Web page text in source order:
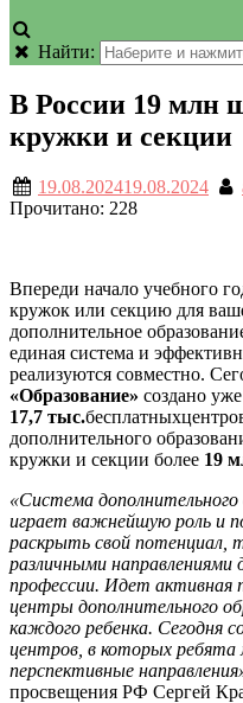
Найти:
В России 19 млн
кружки и секции
19.08.202419.08.2024
Прочитано: 228
Впереди начало учебного
кружок или секцию для
дополнительное
единая система и
реализуются совместно.
«Образование» создано уже
17,7 тыс.
дополнительного
кружки и секции более 19
«Система
играет важнейшую роль и
раскрыть свой потенциал,
различными направлениями
профессии. Идет активная
центры дополнительного
каждого ребенка. Сегодня
центров, в которых
перспективные
просвещения РФ Сергей